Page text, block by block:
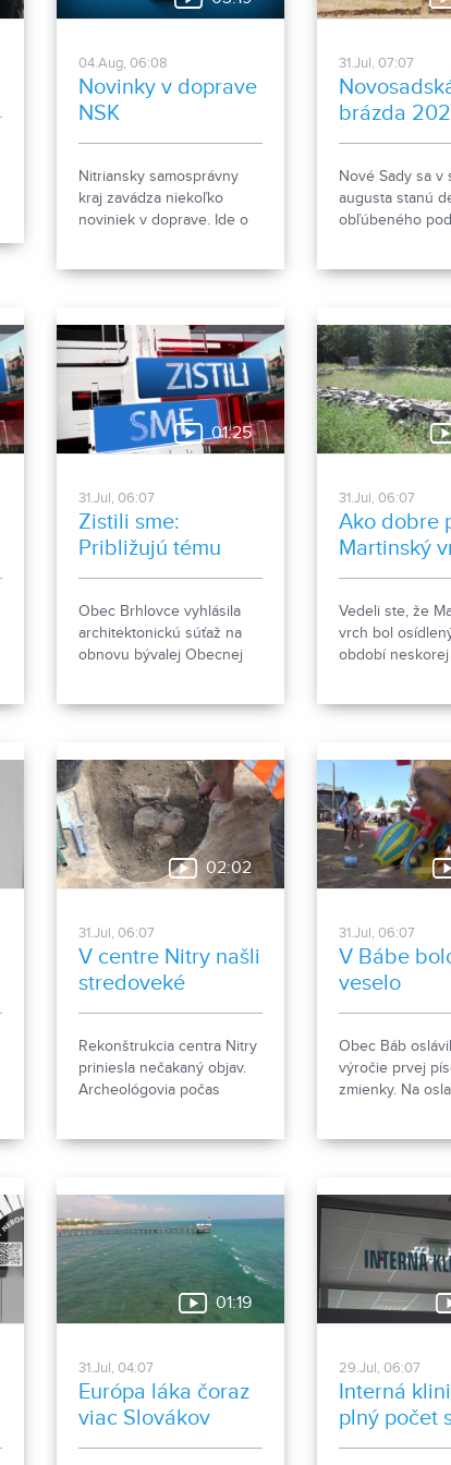
04.Aug, 06:08
Novinky v doprave
NSK
Nitriansky samosprávny
kraj zavádza niekoľko
noviniek v doprave. Ide o
31.Jul, 07:07
brázda
Nové Sady sa v
augusta stanú
obľúbeného
bohatý
s deťmi aj
atrakcií. Chýbať
občerstvenie a
program. Viac
nájdete na
01:25
31.Jul, 06:07
Zistili sme:
Približujú tému
inkluzívnej
spoločnosti. Zo
starej školy chcú
kultúrne centrum
Obec Brhlovce vyhlásila
architektonickú súťaž na
obnovu bývalej Obecnej
31.Jul, 06:07
Ako dobre
Martinský
Vedeli ste, že
vrch bol
období
osídlením. Dnes
kultúrna
obsahuje 13
objektov. Je to 9
murovaných
niekdajšieho
dopĺňa hlavná
nemocnice s
menšími
02:02
31.Jul, 06:07
V centre Nitry našli
stredoveké
pohrebisko
Rekonštrukcia centra Nitry
priniesla nečakaný objav.
Archeológovia počas
odborníkov potvrdzuje, že
Nitra patrila už pred tisíc
rokmi k významným sídlam.
Okrem kostrových
pozostatkov našli aj
bronzové záušnice či
31.Jul, 06:07
V Bábe
veselo
Obec Báb
výročie prvej
zmienky. Na
01:19
31.Jul, 04:07
Európa láka čoraz
viac Slovákov
29.Jul, 06:07
Interná
plný počet